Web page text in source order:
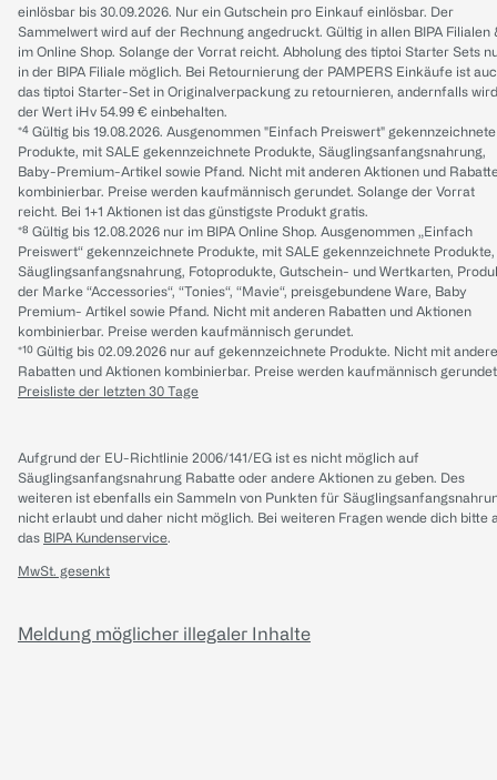
einlösbar bis 30.09.2026. Nur ein Gutschein pro Einkauf einlösbar. Der
Sammelwert wird auf der Rechnung angedruckt. Gültig in allen BIPA Filialen
im Online Shop. Solange der Vorrat reicht. Abholung des tiptoi Starter Sets
in der BIPA Filiale möglich. Bei Retournierung der PAMPERS Einkäufe ist
das tiptoi Starter-Set in Originalverpackung zu retournieren, andernfalls wird
der Wert iHv 54.99 € einbehalten.
*⁴ Gültig bis 19.08.2026. Ausgenommen "Einfach Preiswert" gekennzeichnete
Produkte, mit SALE gekennzeichnete Produkte, Säuglingsanfangsnahrung,
Baby-Premium-Artikel sowie Pfand. Nicht mit anderen Aktionen und
kombinierbar. Preise werden kaufmännisch gerundet. Solange der Vorrat
reicht. Bei 1+1 Aktionen ist das günstigste Produkt gratis.
*⁸ Gültig bis 12.08.2026 nur im BIPA Online Shop. Ausgenommen „Einfach
Preiswert“ gekennzeichnete Produkte, mit SALE gekennzeichnete Produkte,
Säuglingsanfangsnahrung, Fotoprodukte, Gutschein- und Wertkarten,
der Marke “Accessories“, “Tonies“, “Mavie“, preisgebundene Ware, Baby
Premium- Artikel sowie Pfand. Nicht mit anderen Rabatten und Aktionen
kombinierbar. Preise werden kaufmännisch gerundet.
*¹⁰ Gültig bis 02.09.2026 nur auf gekennzeichnete Produkte. Nicht mit
Rabatten und Aktionen kombinierbar. Preise werden kaufmännisch
Preisliste der letzten 30 Tage
Aufgrund der EU-Richtlinie 2006/141/EG ist es nicht möglich auf
Säuglingsanfangsnahrung Rabatte oder andere Aktionen zu geben. Des
weiteren ist ebenfalls ein Sammeln von Punkten für
nicht erlaubt und daher nicht möglich. Bei weiteren Fragen wende dich bitte
das BIPA Kundenservice.
MwSt. gesenkt
Meldung möglicher illegaler Inhalte